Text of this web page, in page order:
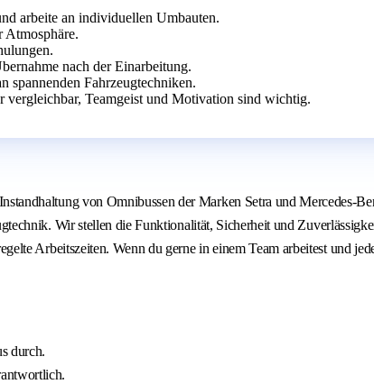
arbeite an individuellen Umbauten.
Atmosphäre.
nach der Einarbeitung.
spannenden Fahrzeugtechniken.
Teamgeist und Motivation sind wichtig.
von Omnibussen der Marken Setra und Mercedes-
Wir stellen die Funktionalität, Sicherheit und
Arbeitszeiten. Wenn du gerne in einem Team arbeitest und
durch.